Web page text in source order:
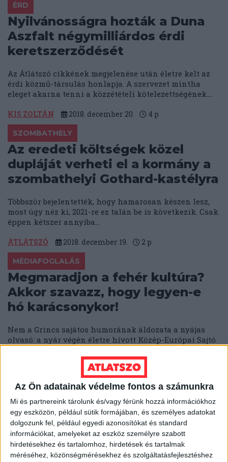
Az Ön adatainak védelme fontos a számunkra
Mi és partnereink tárolunk és/vagy férünk hozzá információkhoz
egy eszközön, például sütik formájában, és személyes adatokat
dolgozunk fel, például egyedi azonosítókat és standard
információkat, amelyeket az eszköz személyre szabott
hirdetésekhez és tartalomhoz, hirdetések és tartalmak
méréséhez, közönségmérésekhez és szolgáltatásfejlesztéshez
ÉRD
Nyilvánosságra hozták a Duna
Aszfalt négymilliárdos érdi
keretszerződését
Az Átlátszó cikkének megjelenése után életre kelt az
érdi közmű-társulás honlapja. A szervezet mintha
eleget akarna tenni a közzétételi kötelezettségének....
KIS ZOLTÁN 2018. december 20. 4 p
SZOMBATHELY
Az eredeti költségek közel
dupláját verheti el a kormány a
szombathelyi Gothard-kastélyra
Többször bejelentették, hogy hamarosan készen lesz,
most úgy néz ki, 2021-re ez talán be is következik. Csak
éppen kétszer annyiba...
ÁTLÁTSZÓ 2018. december 19. 2 p
MÉDIAFOGLALÁS
Megmaradjon a fehér kultúra?
Akkor szavazz, hogy legyen-e
hó karácsonykor!
Nem a Grincs sajátos humorának áldozata a nyájas
olvasó: a nyár végén életre hívott Közép-Európai Sajtó
2018. december 18.
SZÉKESFEHÉRVÁR
Élesedik a fehérvári cicaharc, az
ellenzék elhatárolódást vár a
rabszolgatörvénytől
Ha lassan is, de elérte Székesfehérvárt is a budapesti